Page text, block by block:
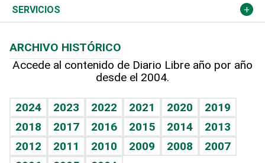
Resto del mundo
Economía personal
Podcast Arte Libre
Hablando con el pediatra
Vida y familia
Eñe
Celebrando la vida
Más deportes
Línea de hit
TBT Deportivo
Columnistas
Más firmas
Cambio climático
Opinión
Hecho en casa
Guía del dinero
SERVICIOS
Cumpleaños
Horóscopos
Crucigramas
ARCHIVO HISTÓRICO
Accede al contenido de Diario Libre año por año
desde el 2004.
2024 2023 2022 2021 2020
2019
2018
2017 2016 2015 2014
2013
2012
2011 2010 2009 2008
2007